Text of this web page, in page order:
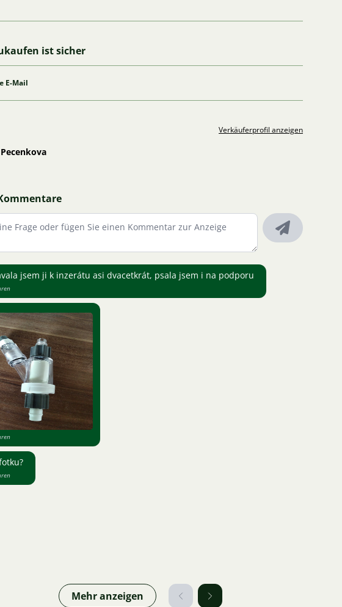
ist sicher
E-Mail
Verkäuferprofil anzeigen
jsem ji k inzerátu asi dvacetkrát, psala jsem i na podporu
Mehr anzeigen